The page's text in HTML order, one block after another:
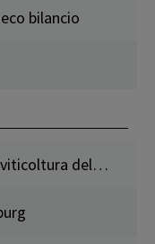
bilancio
Centro di consulenza per la fruttiviticoltura dell’ Alto Adige